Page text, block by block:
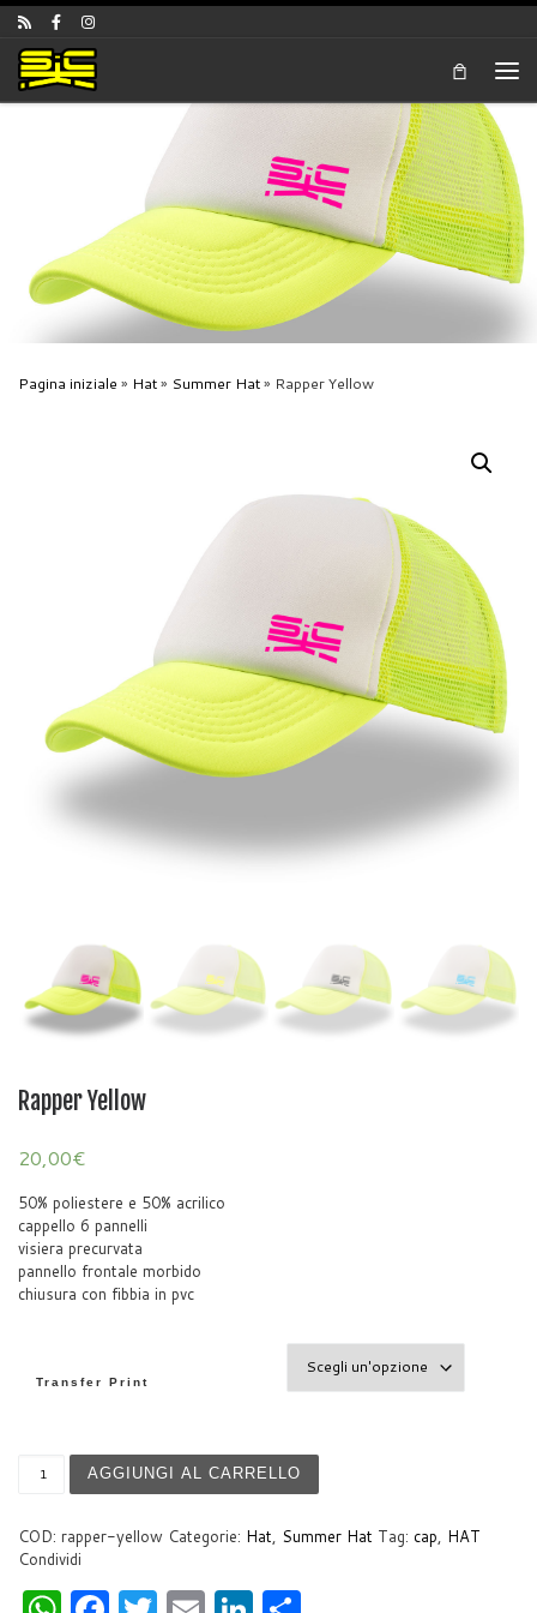
Skip to content
Pagina iniziale » Hat» Summer Hat» Rapper Yellow
Rapper Yellow
20,00€
50% poliestere e 50% acrilico
cappello 6 pannelli
visiera precurvata
pannello frontale morbido
chiusura con fibbia in pvc
Transfer Print
AGGIUNGI AL CARRELLO
COD: rapper-yellow Categorie: Hat, Summer Hat Tag: cap, HAT
Condividi